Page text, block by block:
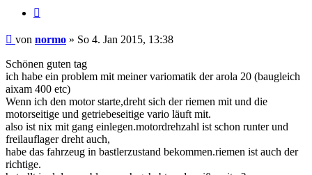
Beitrag
von normo » So 4. Jan 2015, 13:38
Schönen guten tag
ich habe ein problem mit meiner variomatik der arola 20 (baugleich
aixam 400 etc)
Wenn ich den motor starte,dreht sich der riemen mit und die
motorseitige und getriebeseitige vario läuft mit.
also ist nix mit gang einlegen.motordrehzahl ist schon runter und
freilauflager dreht auch,
habe das fahrzeug in bastlerzustand bekommen.riemen ist auch der
richtige.